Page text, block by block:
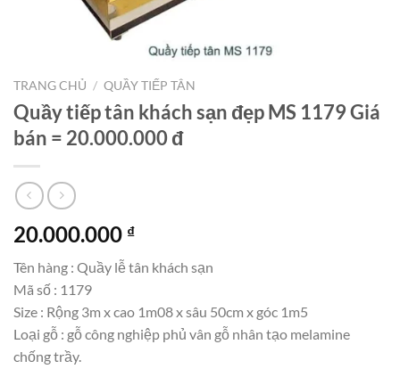
TRANG CHỦ / QUẦY TIẾP TÂN
Quầy tiếp tân khách sạn đẹp MS 1179 Giá
bán = 20.000.000 đ
20.000.000 ₫
Tên hàng : Quầy lễ tân khách sạn
Mã số : 1179
Size : Rộng 3m x cao 1m08 x sâu 50cm x góc 1m5
Loại gỗ : gỗ công nghiệp phủ vân gỗ nhân tạo melamine
chống trầy.